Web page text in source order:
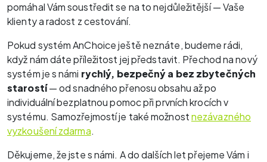
pomáhal Vám soustředit se na to nejdůležitější — Vaše
klienty a radost z cestování.
Pokud systém AnChoice ještě neznáte, budeme rádi,
když nám dáte příležitost jej představit. Přechod na nový
systém je s námi rychlý, bezpečný a bez zbytečných
starostí— od snadného přenosu obsahu až po
individuální bezplatnou pomoc při prvních krocích v
systému. Samozřejmostí je také možnostnezávazného
vyzkoušení zdarma.
Děkujeme, že jste s námi. A do dalších let přejeme Vám i